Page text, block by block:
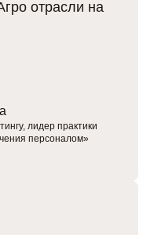
отрасли на
лидер практики
персоналом»